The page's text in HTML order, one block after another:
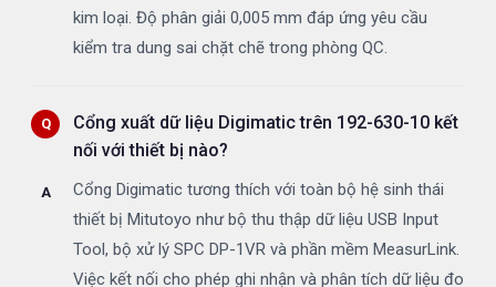
kim loại. Độ phân giải 0,005 mm đáp ứng yêu cầu
kiểm tra dung sai chặt chẽ trong phòng QC.
Cổng xuất dữ liệu Digimatic trên 192-630-10 kết
nối với thiết bị nào?
Cổng Digimatic tương thích với toàn bộ hệ sinh thái
thiết bị Mitutoyo như bộ thu thập dữ liệu USB Input
Tool, bộ xử lý SPC DP-1VR và phần mềm MeasurLink.
Việc kết nối cho phép ghi nhận và phân tích dữ liệu đo